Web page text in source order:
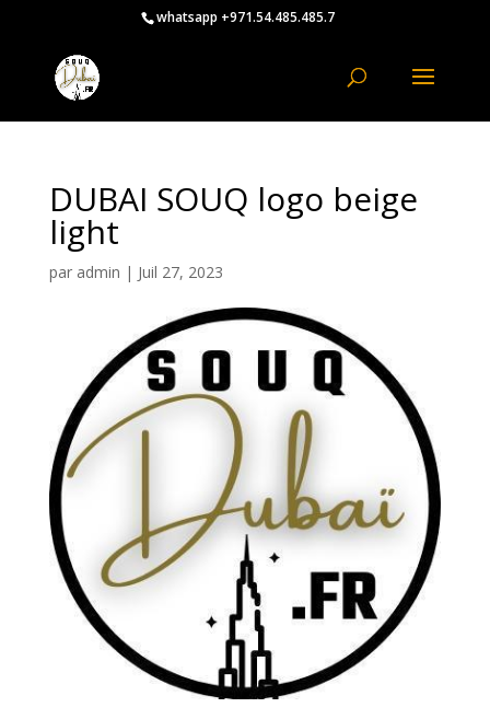
whatsapp +971.54.485.485.7
DUBAI SOUQ logo beige
light
par admin | Juil 27, 2023